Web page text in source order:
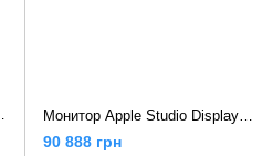
90 888 грн